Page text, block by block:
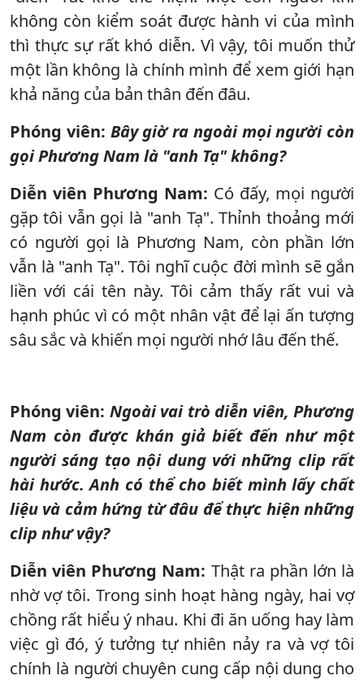
không còn kiểm soát được hành vi của mình
thì thực sự rất khó diễn. Vì vậy, tôi muốn thử
một lần không là chính mình để xem giới hạn
khả năng của bản thân đến đâu.
Phóng viên: Bây giờ ra ngoài mọi người còn
gọi Phương Nam là "anh Tạ" không?
Diễn viên Phương Nam: Có đấy, mọi người
gặp tôi vẫn gọi là "anh Tạ". Thỉnh thoảng mới
có người gọi là Phương Nam, còn phần lớn
vẫn là "anh Tạ". Tôi nghĩ cuộc đời mình sẽ gắn
liền với cái tên này. Tôi cảm thấy rất vui và
hạnh phúc vì có một nhân vật để lại ấn tượng
sâu sắc và khiến mọi người nhớ lâu đến thế.
Phóng viên: Ngoài vai trò diễn viên, Phương
Nam còn được khán giả biết đến như một
người sáng tạo nội dung với những clip rất
hài hước. Anh có thể cho biết mình lấy chất
liệu và cảm hứng từ đâu để thực hiện những
clip như vậy?
Diễn viên Phương Nam: Thật ra phần lớn là
nhờ vợ tôi. Trong sinh hoạt hàng ngày, hai vợ
chồng rất hiểu ý nhau. Khi đi ăn uống hay làm
việc gì đó, ý tưởng tự nhiên nảy ra và vợ tôi
chính là người chuyên cung cấp nội dung cho